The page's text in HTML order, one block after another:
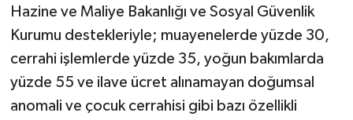
Hazine ve Maliye Bakanlığı ve Sosyal Güvenlik
Kurumu destekleriyle; muayenelerde yüzde 30,
cerrahi işlemlerde yüzde 35, yoğun bakımlarda
yüzde 55 ve ilave ücret alınamayan doğumsal
anomali ve çocuk cerrahisi gibi bazı özellikli